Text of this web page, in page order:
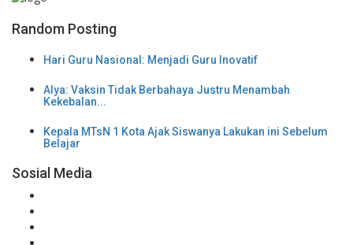
Random Posting
Hari Guru Nasional: Menjadi Guru Inovatif
Alya: Vaksin Tidak Berbahaya Justru Menambah
Kekebalan...
Kepala MTsN 1 Kota Ajak Siswanya Lakukan ini Sebelum
Belajar
Sosial Media